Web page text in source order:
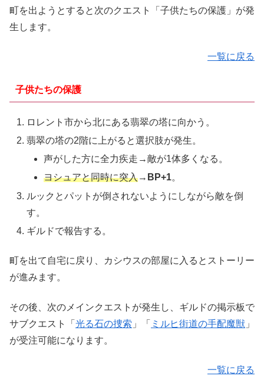
町を出ようとすると次のクエスト「子供たちの保護」が発
生します。
一覧に戻る
子供たちの保護
ロレント市から北にある翡翠の塔に向かう。
翡翠の塔の2階に上がると選択肢が発生。
声がした方に全力疾走→敵が1体多くなる。
ヨシュアと同時に突入→ BP+1。
ルックとパットが倒されないようにしながら敵を倒
す。
ギルドで報告する。
町を出て自宅に戻り、カシウスの部屋に入るとストーリー
が進みます。
その後、次のメインクエストが発生し、ギルドの掲示板で
サブクエスト「 光る石の捜索 」「 ミルヒ街道の手配魔獣 」
が受注可能になります。
一覧に戻る